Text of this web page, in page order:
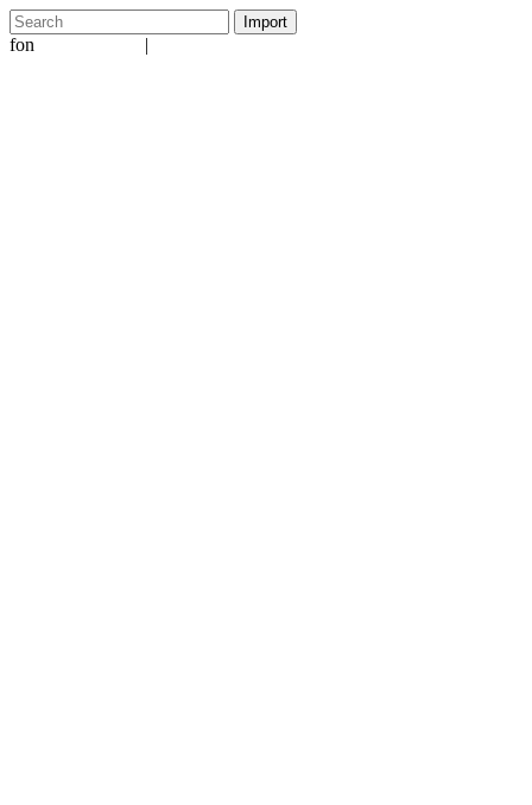
fon |